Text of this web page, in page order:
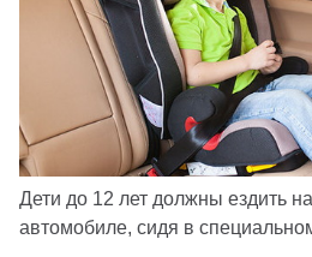
Дети до 12 лет должны ездить
автомобиле, сидя в